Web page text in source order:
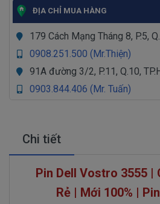
ĐỊA CHỈ MUA HÀNG
179 Cách Mạng Tháng 8, P.5,
0908.251.500 (Mr.Thiện)
91A đường 3/2, P.11, Q.10,
0903.844.406 (Mr. Tuấn)
Chi tiết
Pin Dell Vostro 3555 |
Rẻ | Mới 100% |